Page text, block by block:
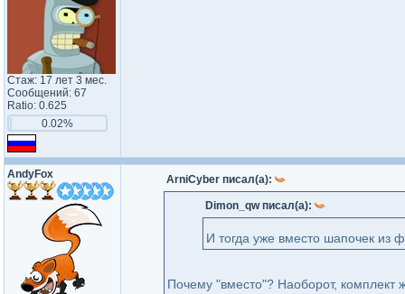
Стаж: 17 лет 3 мес.
Сообщений: 67
Ratio: 0.625
0.02%
AndyFox ArniCyber писал(а):
Dimon_qw писал(а):
И тогда уже вместо шапочек из
Почему "вместо"? Наоборот,